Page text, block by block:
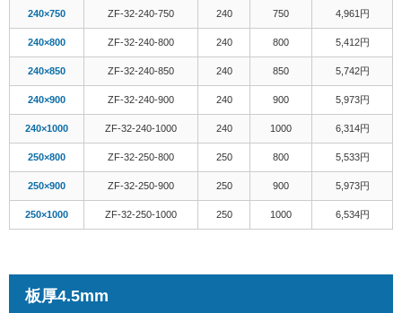
240×750 ZF-32-240-750 240 750 4,961円
240×800 ZF-32-240-800 240 800 5,412円
240×850 ZF-32-240-850 240 850 5,742円
240×900 ZF-32-240-900 240 900 5,973円
240×1000 ZF-32-240-1000 240 1000 6,314円
250×800 ZF-32-250-800 250 800 5,533円
250×900 ZF-32-250-900 250 900 5,973円
250×1000 ZF-32-250-1000 250 1000 6,534円
板厚4.5mm